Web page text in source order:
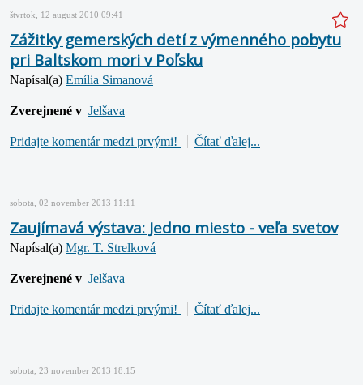
štvrtok, 12 august 2010 09:41
Zážitky gemerských detí z výmenného pobytu
pri Baltskom mori v Poľsku
Napísal(a) Emília Simanová
Zverejnené v Jelšava
Pridajte komentár medzi prvými! Čítať ďalej...
sobota, 02 november 2013 11:11
Zaujímavá výstava: Jedno miesto - veľa svetov
Napísal(a) Mgr. T. Strelková
Zverejnené v Jelšava
Pridajte komentár medzi prvými! Čítať ďalej...
sobota, 23 november 2013 18:15